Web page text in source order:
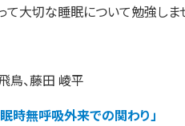
て大切な睡眠について勉強しま
鳥、藤田 崚平
眠時無呼吸外来での関わり」